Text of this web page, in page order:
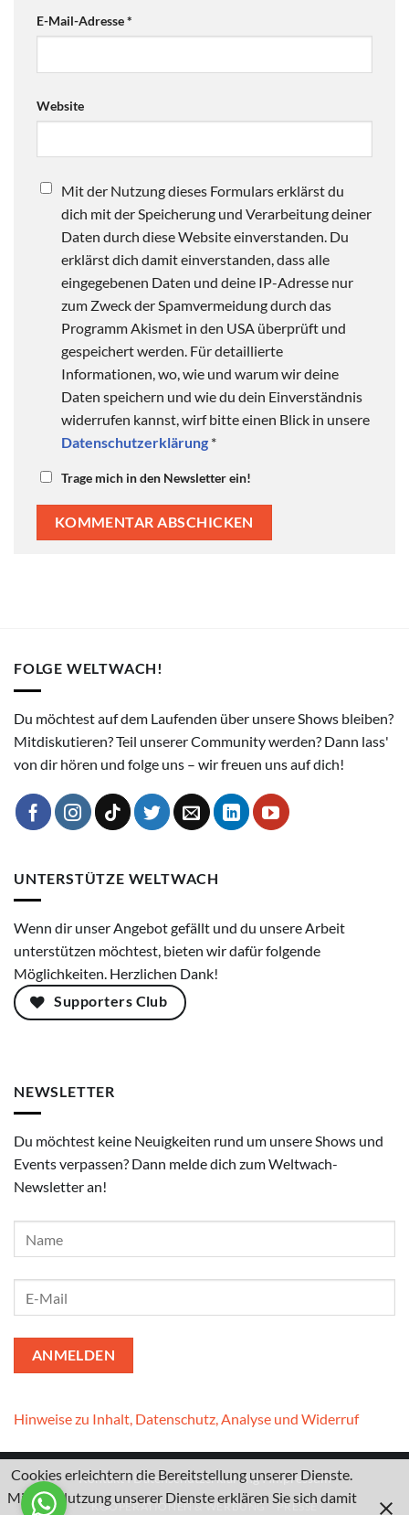
E-Mail-Adresse*
Website
Mit der Nutzung dieses Formulars erklärst du
dich mit der Speicherung und Verarbeitung deiner
Daten durch diese Website einverstanden. Du
erklärst dich damit einverstanden, dass alle
eingegebenen Daten und deine IP-Adresse nur
zum Zweck der Spamvermeidung durch das
Programm Akismet in den USA überprüft und
gespeichert werden. Für detaillierte
Informationen, wo, wie und warum wir deine
Daten speichern und wie du dein Einverständnis
widerrufen kannst, wirf bitte einen Blick in unsere
Datenschutzerklärung *
Trage mich in den Newsletter ein!
FOLGE WELTWACH!
Du möchtest auf dem Laufenden über unsere Shows bleiben?
Mitdiskutieren? Teil unserer Community werden? Dann lass'
von dir hören und folge uns – wir freuen uns auf dich!
UNTERSTÜTZE WELTWACH
Wenn dir unser Angebot gefällt und du unsere Arbeit
unterstützen möchtest, bieten wir dafür folgende
Möglichkeiten. Herzlichen Dank!
Supporters Club
NEWSLETTER
Du möchtest keine Neuigkeiten rund um unsere Shows und
Events verpassen? Dann melde dich zum Weltwach-
Newsletter an!
Hinweise zu Inhalt, Datenschutz, Analyse und Widerruf
KontaktI DatenschutzerklärungIImpressum
KOOPERATIONEN & WERBUNG PRESSE
Cookies erleichtern die Bereitstellung unserer Dienste.
Mit der Nutzung unserer Dienste erklären Sie sich damit